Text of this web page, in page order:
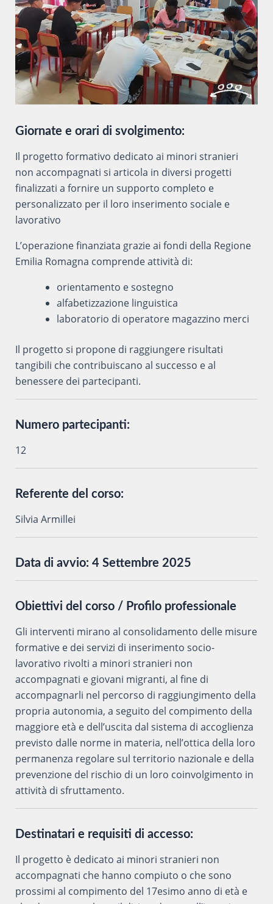
Giornate e orari di svolgimento:
Il progetto formativo dedicato ai minori stranieri
non accompagnati si articola in diversi progetti
finalizzati a fornire un supporto completo e
personalizzato per il loro inserimento sociale e
lavorativo
L’operazione finanziata grazie ai fondi della Regione
Emilia Romagna comprende attività di:
orientamento e sostegno
alfabetizzazione linguistica
laboratorio di operatore magazzino merci
Il progetto si propone di raggiungere risultati
tangibili che contribuiscano al successo e al
benessere dei partecipanti.
Numero partecipanti:
12
Referente del corso:
Silvia Armillei
Data di avvio: 4 Settembre 2025
Obiettivi del corso / Profilo professionale
Gli interventi mirano al consolidamento delle misure
formative e dei servizi di inserimento socio-
lavorativo rivolti a minori stranieri non
accompagnati e giovani migranti, al fine di
accompagnarli nel percorso di raggiungimento della
propria autonomia, a seguito del compimento della
maggiore età e dell’uscita dal sistema di accoglienza
previsto dalle norme in materia, nell’ottica della loro
permanenza regolare sul territorio nazionale e della
prevenzione del rischio di un loro coinvolgimento in
attività di sfruttamento.
Destinatari e requisiti di accesso:
Il progetto è dedicato ai minori stranieri non
accompagnati che hanno compiuto o che sono
prossimi al compimento del 17esimo anno di età e